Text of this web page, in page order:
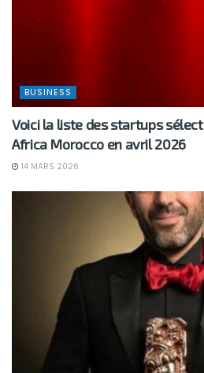
BUSINESS
Voici la liste des startups
Africa Morocco en avril 2026
14 MARS 2026